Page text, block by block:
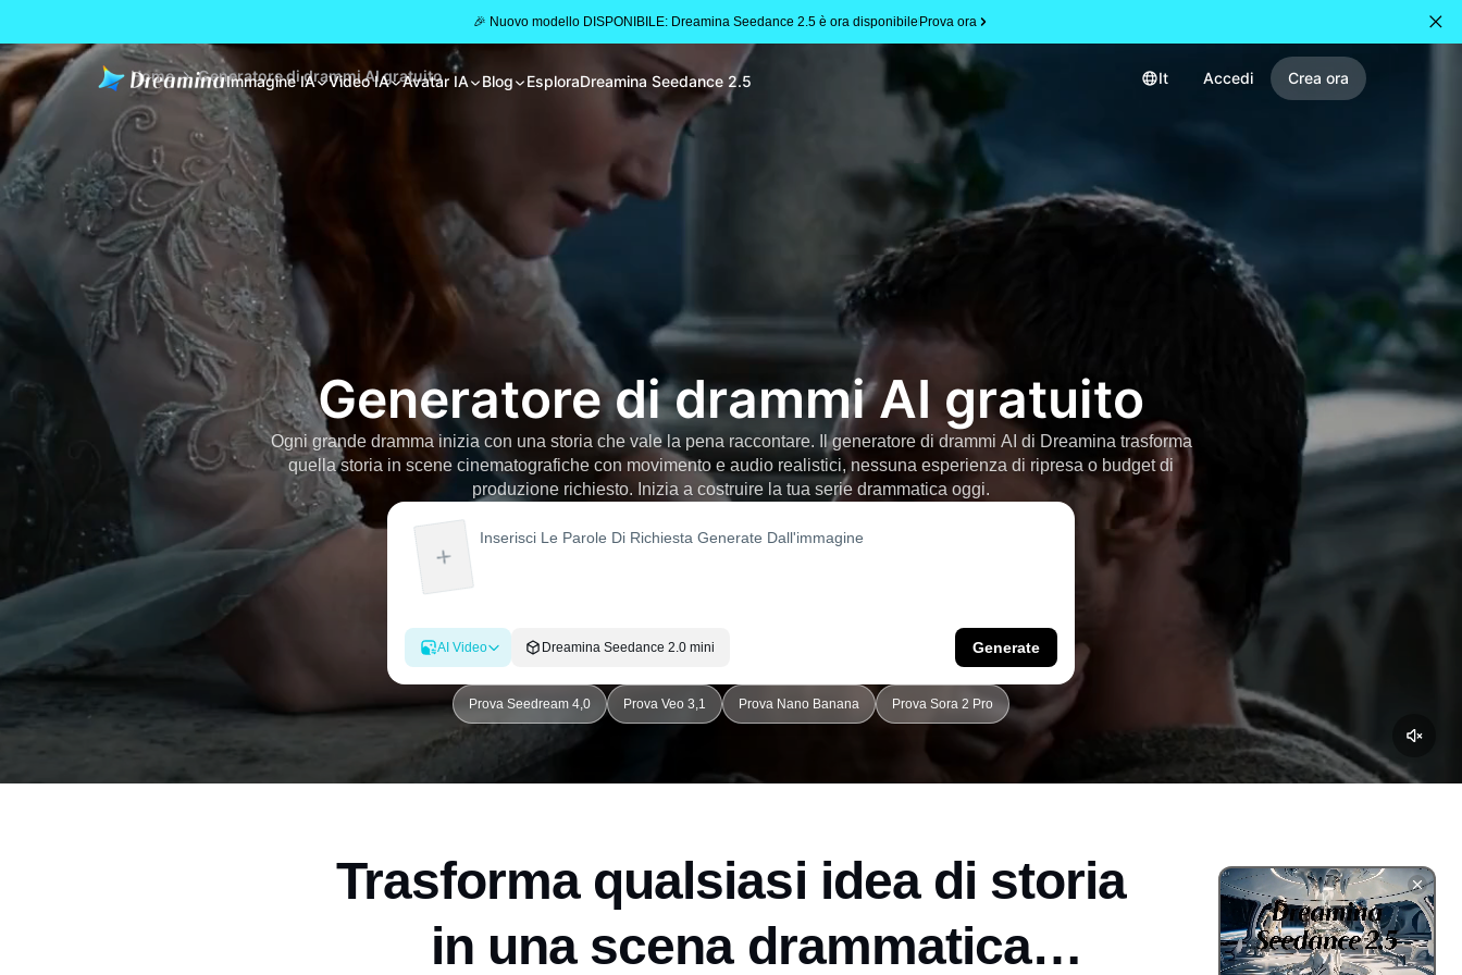
🎉 Nuovo modello DISPONIBILE: Dreamina Seedance 2.5 è ora disponibileProva ora
Immagine IA Video IA Avatar IA Blog EsploraDreamina Seedance 2.5 It Accedi Crea ora
Home Generatore di drammi AI gratuito
Generatore di drammi AI gratuito
Ogni grande dramma inizia con una storia che vale la pena raccontare. Il generatore di drammi AI di Dreamina trasforma
quella storia in scene cinematografiche con movimento e audio realistici, nessuna esperienza di ripresa o budget di
produzione richiesto. Inizia a costruire la tua serie drammatica oggi.
AI Video Dreamina Seedance 2.0 mini Generate
Prova Seedream 4,0 Prova Veo 3,1 Prova Nano Banana Prova Sora 2 Pro
Trasforma qualsiasi idea di storia
in una scena drammatica